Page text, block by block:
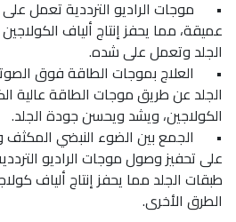
•
موجات الراديو الترددية تعمل
عميقة، مما يحفز إنتاج ألياف
الجلد وتعمل على شده.
•
العلاج بموجات الطاقة فوق
الجلد عن طريق موجات الطاقة عالية
الكولاجين، ويشد ويحسن جودة الجلد.
•
الجمع بين الضوء النبضي المكثف
على تحفيز وصول موجات الراديو
طبقات الجلد مما يحفز إنتاج ألياف
الطرق الأخرى.